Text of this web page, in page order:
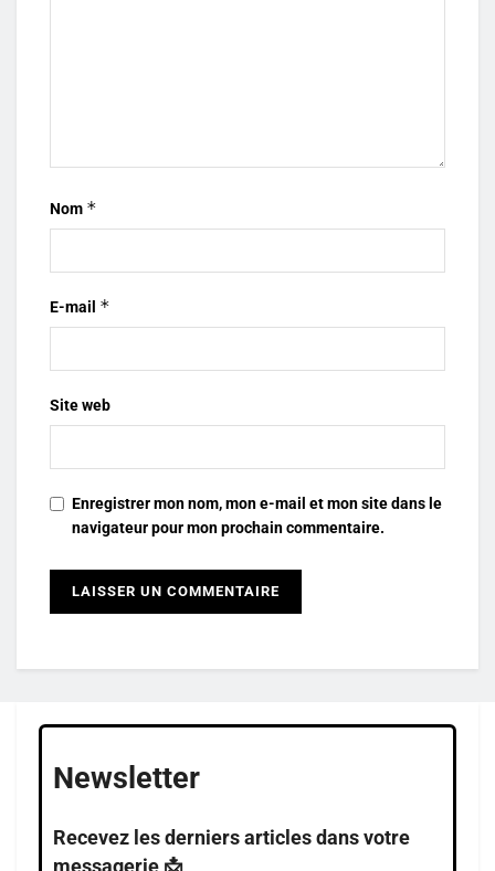
Nom *
E-mail *
Site web
Enregistrer mon nom, mon e-mail et mon site dans le
navigateur pour mon prochain commentaire.
Newsletter
Recevez les derniers articles dans votre
messagerie 📩